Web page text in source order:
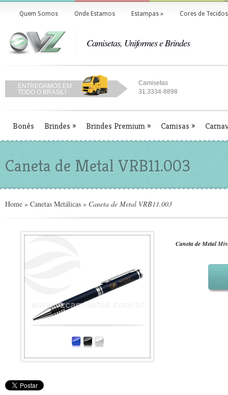
Quem Somos Onde Estamos Estampas» Cores de Tecidos
Camisetas, Uniformes e Brindes
ENTREGAMOS EM
TODO O BRASIL!
Camisetas
31.3334-8898
Bonés Brindes » Brindes Premium» Camisas »
Caneta de Metal VRB11.003
Home » Canetas Metálicas » Caneta de Metal VRB11.003
Caneta de Metal